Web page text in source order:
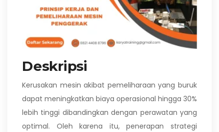
Deskripsi
Kerusakan mesin akibat pemeliharaan yang buruk
dapat meningkatkan biaya operasional hingga 30%
lebih tinggi dibandingkan dengan perawatan yang
optimal. Oleh karena itu, penerapan strategi